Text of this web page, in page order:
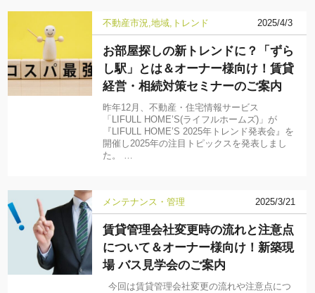
不動産市況 地域 トレンド 2025/4/3
お部屋探しの新トレンドに？「ずら
し駅」とは＆オーナー様向け！賃貸
経営・相続対策セミナーのご案内
昨年12月、不動産・住宅情報サービス
「LIFULL HOME’S(ライフルホームズ)」が
『LIFULL HOME’S 2025年トレンド発表会』を
開催し2025年の注目トピックスを発表しまし
た。 …
メンテナンス・管理 2025/3/21
賃貸管理会社変更時の流れと注意点
について＆オーナー様向け！新築現
場 バス見学会のご案内
今回は賃貸管理会社変更の流れや注意点につ